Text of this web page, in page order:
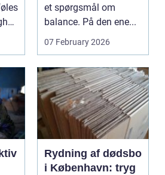
et spørgsmål om
balance. På den ene...
07 February 2026
Rydning af dødsbo
i København: tryg